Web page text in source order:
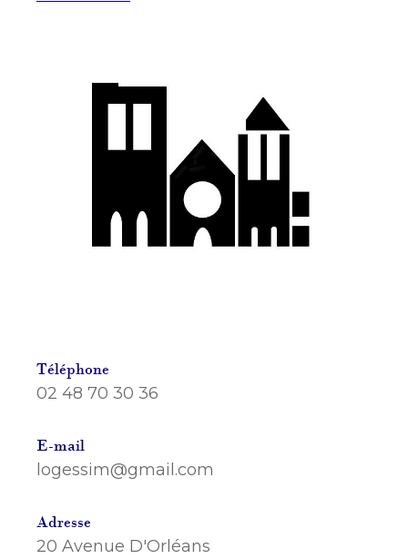
Téléphone
02 48 70 30 36
E-mail
logessim@gmail.com
Adresse
20 Avenue D'Orléans